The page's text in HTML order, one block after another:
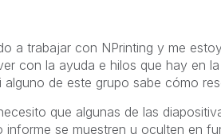
a trabajar con NPrinting y me
con la ayuda e hilos que hay en
alguno de este grupo sabe cómo
que algunas de las
informe se muestren u oculten en